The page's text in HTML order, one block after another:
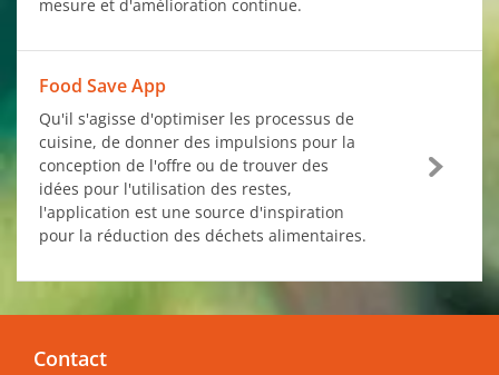
mesure et d'amélioration continue.
Food Save App
Qu'il s'agisse d'optimiser les processus de
cuisine, de donner des impulsions pour la
conception de l'offre ou de trouver des
idées pour l'utilisation des restes,
l'application est une source d'inspiration
pour la réduction des déchets alimentaires.
Contact